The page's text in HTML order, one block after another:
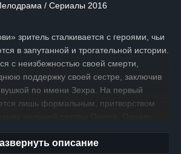
/ Сериалы 2016
зритель сталкивается с героями, чьи
в запутанной и трогательной истории.
с неизбежностью своей смерти,
поддержку своей сестре, заключив
по имени Зехра. На первый
лишь формальным, притворством
описание